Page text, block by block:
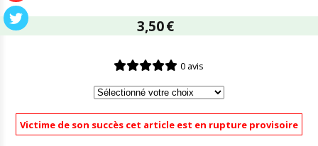
3,50€
0 avis
Victime de son succès cet article est en rupture provisoire